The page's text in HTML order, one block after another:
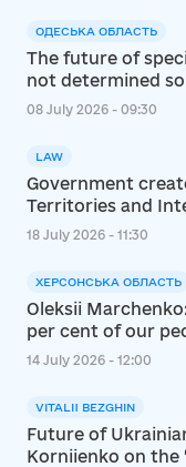
ОДЕСЬКА ОБЛАСТЬ
The future of
not determined
08 July 2026 - 09:30
LAW
Government
Territories and
18 July 2026 - 11:30
ХЕРСОНСЬКА ОБЛАСТЬ
Oleksii
per cent of our
14 July 2026 - 12:00
VITALII BEZGHIN
Future of
Korniienko on the